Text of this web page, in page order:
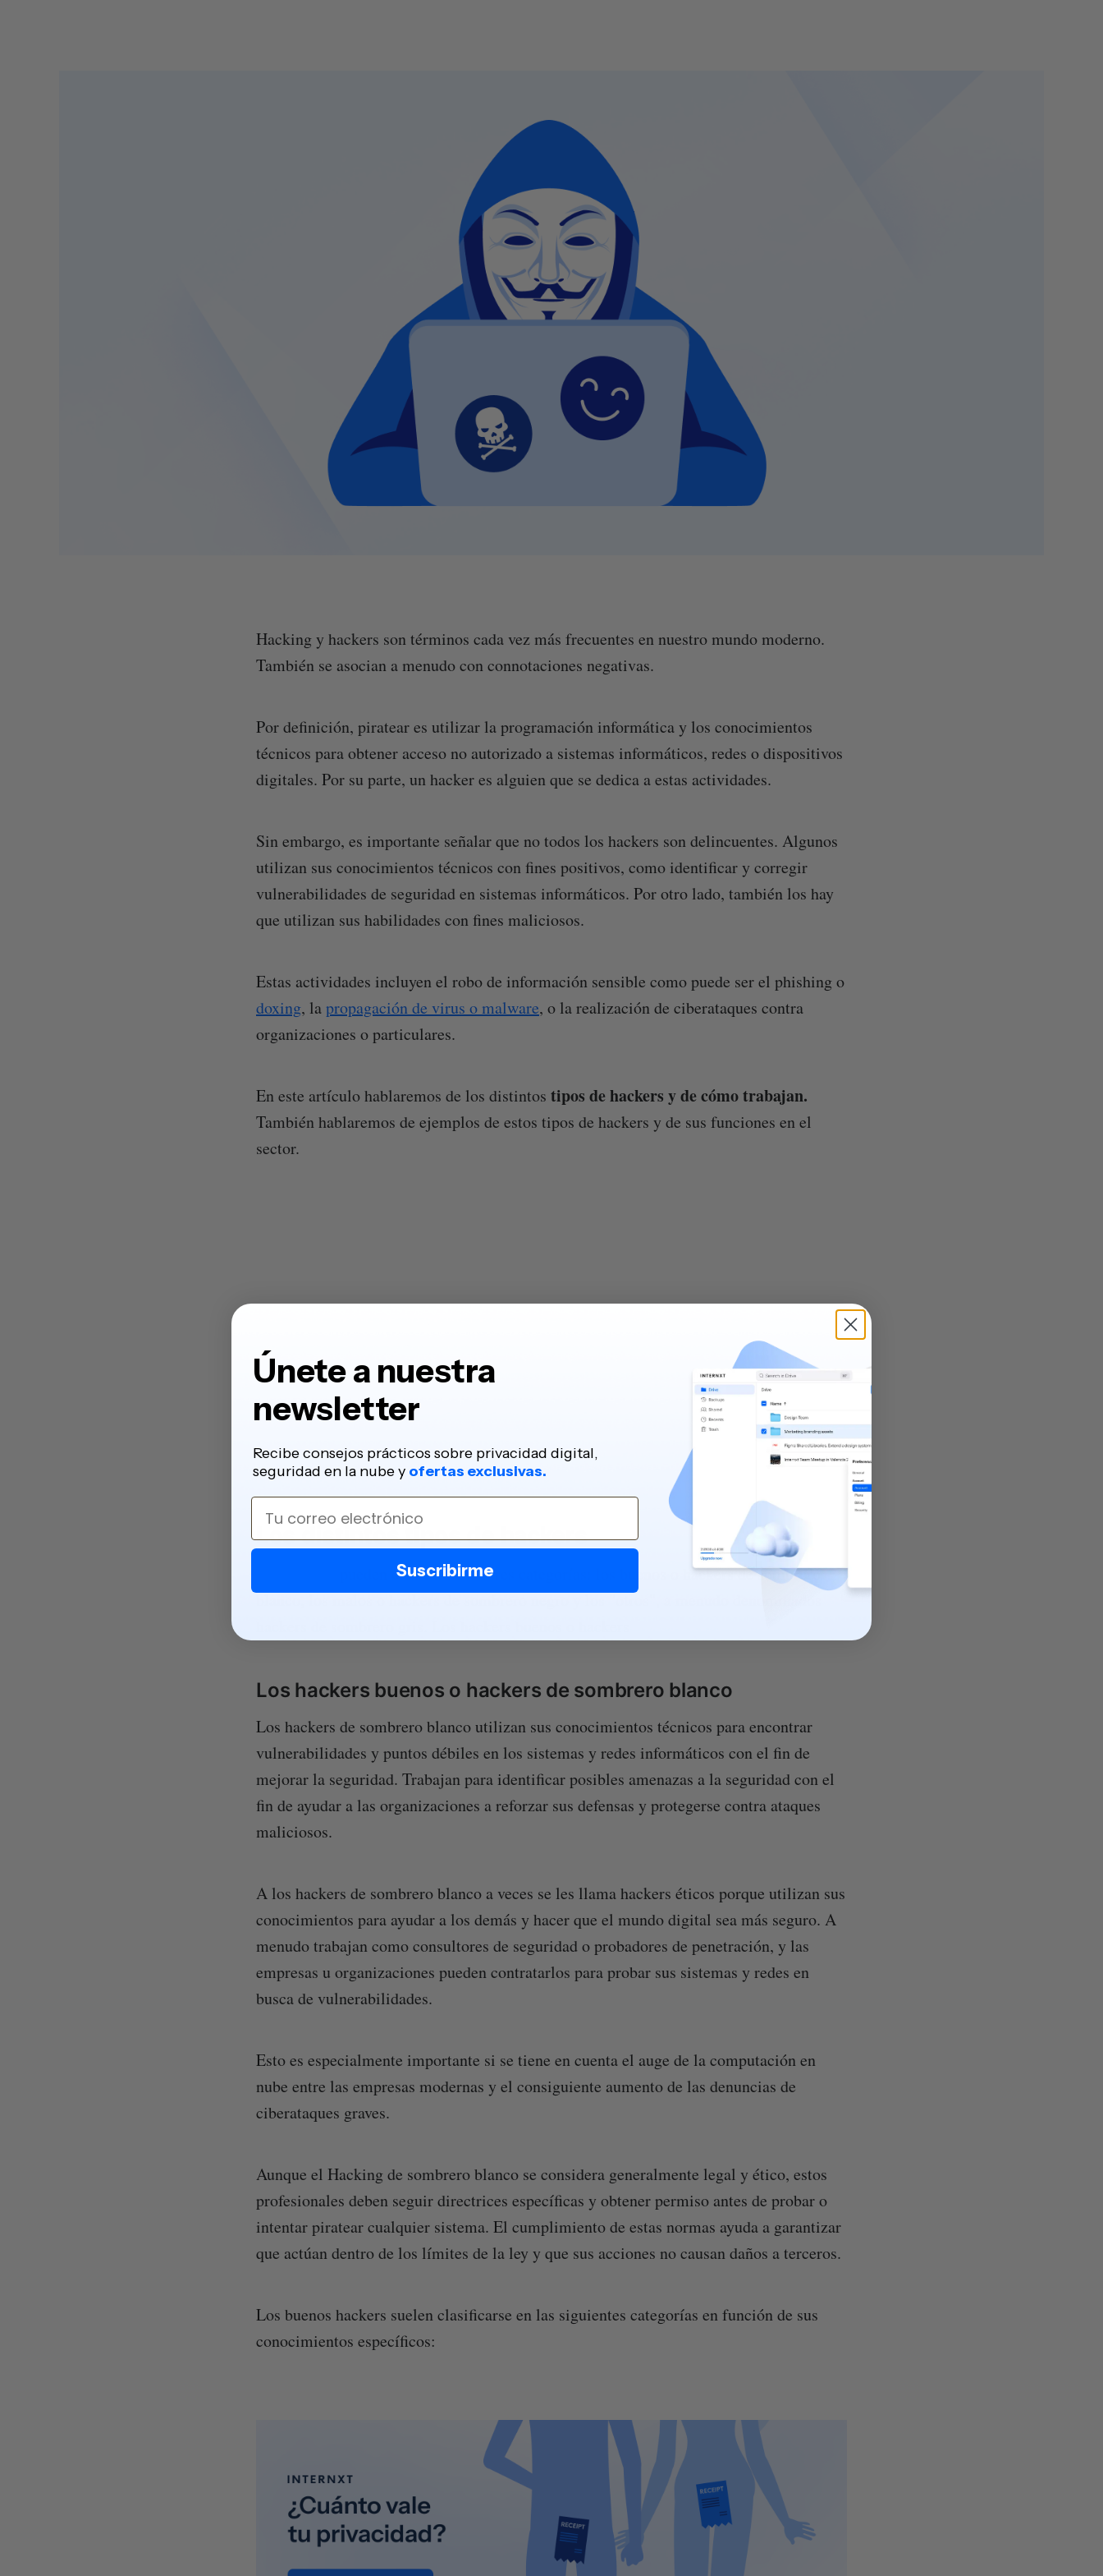
Hacking y hackers son términos cada vez más frecuentes en nuestro mundo moderno.
También se asocian a menudo con connotaciones negativas.
Por definición, piratear es utilizar la programación informática y los conocimientos
técnicos para obtener acceso no autorizado a sistemas informáticos, redes o dispositivos
digitales. Por su parte, un hacker es alguien que se dedica a estas actividades.
Sin embargo, es importante señalar que no todos los hackers son delincuentes. Algunos
utilizan sus conocimientos técnicos con fines positivos, como identificar y corregir
vulnerabilidades de seguridad en sistemas informáticos. Por otro lado, también los hay
que utilizan sus habilidades con fines maliciosos.
Estas actividades incluyen el robo de información sensible como puede ser el phishing o
doxing, lapropagación de virus o malware, o la realización de ciberataques contra
organizaciones o particulares.
En este artículo hablaremos de los distintos tipos de hackers y de cómo trabajan.
También hablaremos de ejemplos de estos tipos de hackers y de sus funciones en el
sector.
Los distintos tipos de hackers
pueden clasificarse en tres categorías: los buenos o hackers de sombrero
blanco, los malos o hackers de sombrero negro y los "otros", a menudo denominados
Los hackers buenos o hackers de sombrero blanco
Los hackers de sombrero blanco utilizan sus conocimientos técnicos para encontrar
vulnerabilidades y puntos débiles en los sistemas y redes informáticos con el fin de
mejorar la seguridad. Trabajan para identificar posibles amenazas a la seguridad con el
fin de ayudar a las organizaciones a reforzar sus defensas y protegerse contra ataques
maliciosos.
A los hackers de sombrero blanco a veces se les llama hackers éticos porque utilizan sus
conocimientos para ayudar a los demás y hacer que el mundo digital sea más seguro. A
menudo trabajan como consultores de seguridad o probadores de penetración, y las
empresas u organizaciones pueden contratarlos para probar sus sistemas y redes en
busca de vulnerabilidades.
Esto es especialmente importante si se tiene en cuenta el auge de la computación en
nube entre las empresas modernas y el consiguiente aumento de las denuncias de
ciberataques graves.
Aunque el Hacking de sombrero blanco se considera generalmente legal y ético, estos
profesionales deben seguir directrices específicas y obtener permiso antes de probar o
intentar piratear cualquier sistema. El cumplimiento de estas normas ayuda a garantizar
que actúan dentro de los límites de la ley y que sus acciones no causan daños a terceros.
Los buenos hackers suelen clasificarse en las siguientes categorías en función de sus
conocimientos específicos:
Únete a nuestra
newsletter
Recibe consejos prácticos sobre privacidad digital,
seguridad en la nube y ofertas exclusivas.
Email
Suscribirme